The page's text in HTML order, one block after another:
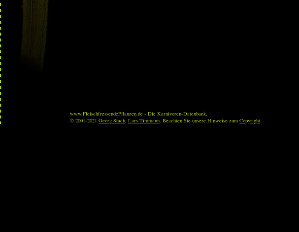
www.FleischfressendePflanzen.de - Die Karnivoren-Datenbank.
© 2001-2021 Georg Stach Lars Timmann . Beachten Sie unsere Hinweise zum Copyright